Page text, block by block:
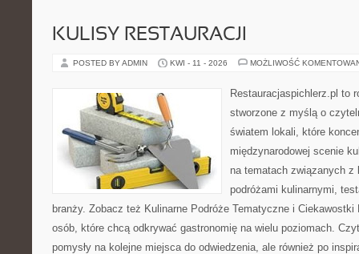
KULISY RESTAURACJI
POSTED BY ADMIN KWI - 11 - 2026 MOŻLIWOŚĆ
Restauracjaspichlerz.pl to
stworzone z myślą o
światem lokali, które
międzynarodowej scenie
na tematach związanych z
podróżami kulinarnymi,
branży. Zobacz też Kulinarne Podróże Tematyczne i Ciekawostki
osób, które chcą odkrywać gastronomię na wielu poziomach.
pomysły na kolejne miejsca do odwiedzenia, ale również po